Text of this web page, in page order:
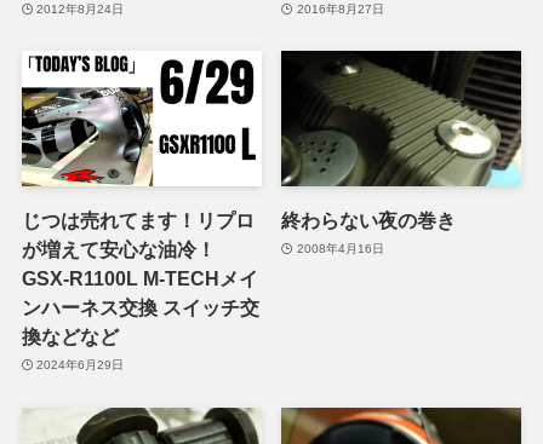
2012年8月24日 2016年8月27日
じつは売れてます！リプロ
が増えて安心な油冷！
GSX-R1100L M-TECHメイ
ンハーネス交換 スイッチ交
換などなど
2024年6月29日
終わらない夜の巻き
2008年4月16日